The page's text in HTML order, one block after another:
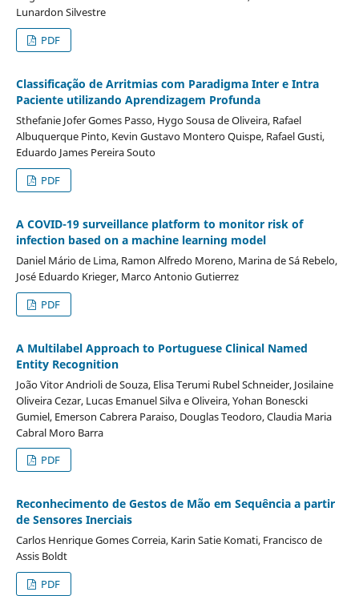
Lunardon Silvestre
PDF
Classificação de Arritmias com Paradigma Inter e Intra
Paciente utilizando Aprendizagem Profunda
Sthefanie Jofer Gomes Passo, Hygo Sousa de Oliveira, Rafael
Albuquerque Pinto, Kevin Gustavo Montero Quispe, Rafael Gusti,
Eduardo James Pereira Souto
PDF
A COVID-19 surveillance platform to monitor risk of
infection based on a machine learning model
Daniel Mário de Lima, Ramon Alfredo Moreno, Marina de Sá Rebelo,
José Eduardo Krieger, Marco Antonio Gutierrez
PDF
A Multilabel Approach to Portuguese Clinical Named
Entity Recognition
João Vitor Andrioli de Souza, Elisa Terumi Rubel Schneider, Josilaine
Oliveira Cezar, Lucas Emanuel Silva e Oliveira, Yohan Bonescki
Gumiel, Emerson Cabrera Paraiso, Douglas Teodoro, Claudia Maria
Cabral Moro Barra
PDF
Reconhecimento de Gestos de Mão em Sequência a partir
de Sensores Inerciais
Carlos Henrique Gomes Correia, Karin Satie Komati, Francisco de
Assis Boldt
PDF